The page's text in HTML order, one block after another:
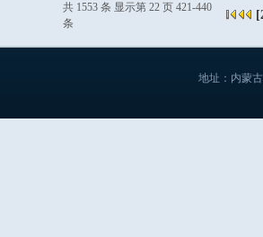
共 1553 条 显示第 22 页 421-440
条
[
地址：内蒙